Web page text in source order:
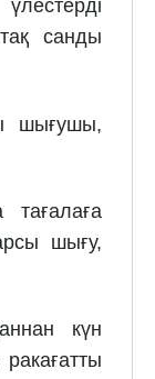
санды
шығушы,
шығу,
күн